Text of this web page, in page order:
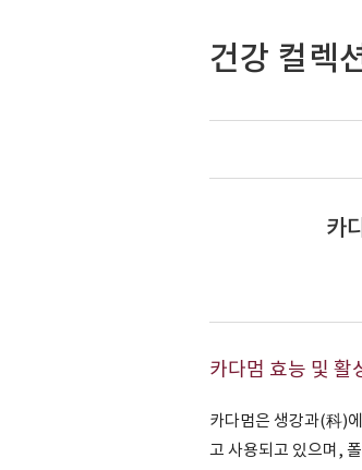
건강 컬렉
카
카다멈 효능 및 활
카다멈은 생강과(科)
고 사용되고 있으며,